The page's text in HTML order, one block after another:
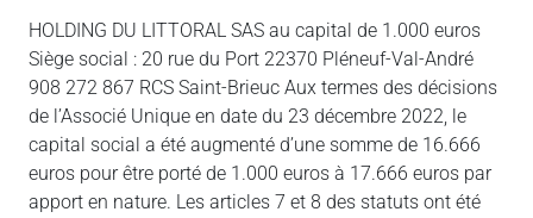
HOLDING DU LITTORAL SAS au capital de 1.000 euros
Siège social : 20 rue du Port 22370 Pléneuf-Val-André
908 272 867 RCS Saint-Brieuc Aux termes des décisions
de l’Associé Unique en date du 23 décembre 2022, le
capital social a été augmenté d’une somme de 16.666
euros pour être porté de 1.000 euros à 17.666 euros par
apport en nature. Les articles 7 et 8 des statuts ont été